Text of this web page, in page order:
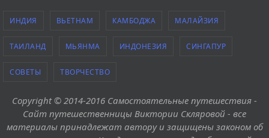
ИНДИЯ ВЬЕТНАМ КАМБОДЖА МАЛАЙЗИЯ
ТАИЛАНД МЬЯНМА ИНДОНЕЗИЯ СИНГАПУР
СОВЕТЫ ТВОРЧЕСТВО
Copyright © 2014-2016 Самостоятельные путешествия -
Сайт путешественницы Виктории Скляровой - все
материалы принадлежат автору и защищены законом об